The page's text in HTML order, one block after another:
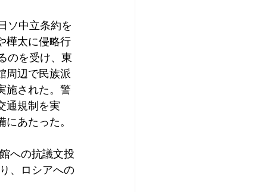
ソ中立条約を
樺太に侵略行
のを受け、東
周辺で民族派
施された。警
通規制を実
あたった。
への抗議文投
、ロシアへの